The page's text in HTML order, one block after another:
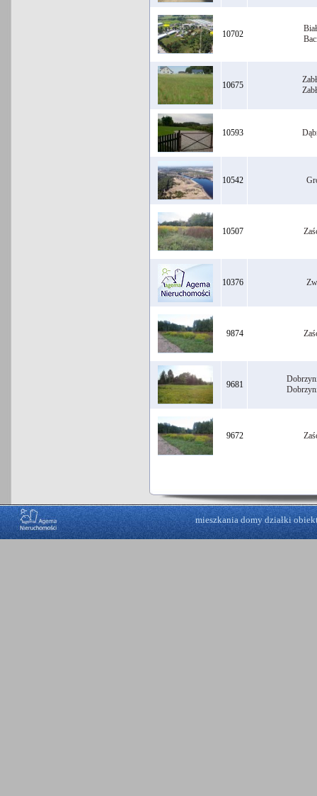
10702
10675
10593
10542
10507
10376
9874
9681
9672
mieszkania domy działki